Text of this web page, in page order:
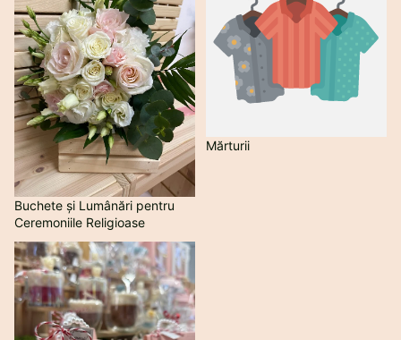
Buchete și Lumânări pentru
Ceremoniile Religioase
Mărturii
Mărțișoare și cadouri Martie